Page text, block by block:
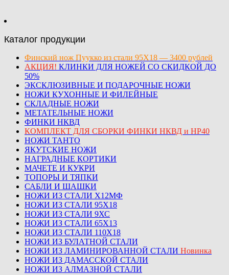
Каталог продукции
Финский нож Пуукко из стали 95Х18 — 3400 рублей
АКЦИЯ! КЛИНКИ ДЛЯ НОЖЕЙ СО СКИДКОЙ ДО
50%
ЭКСКЛЮЗИВНЫЕ И ПОДАРОЧНЫЕ НОЖИ
НОЖИ КУХОННЫЕ И ФИЛЕЙНЫЕ
СКЛАДНЫЕ НОЖИ
МЕТАТЕЛЬНЫЕ НОЖИ
ФИНКИ НКВД
КОМПЛЕКТ ДЛЯ СБОРКИ ФИНКИ НКВД и НР40
НОЖИ ТАНТО
ЯКУТСКИЕ НОЖИ
НАГРАДНЫЕ КОРТИКИ
МАЧЕТЕ И КУКРИ
ТОПОРЫ И ТЯПКИ
САБЛИ И ШАШКИ
НОЖИ ИЗ СТАЛИ Х12МФ
НОЖИ ИЗ СТАЛИ 95Х18
НОЖИ ИЗ СТАЛИ 9ХС
НОЖИ ИЗ СТАЛИ 65Х13
НОЖИ ИЗ СТАЛИ 110Х18
НОЖИ ИЗ БУЛАТНОЙ СТАЛИ
НОЖИ ИЗ ЛАМИНИРОВАННОЙ СТАЛИ Новинка
НОЖИ ИЗ ДАМАССКОЙ СТАЛИ
НОЖИ ИЗ АЛМАЗНОЙ СТАЛИ